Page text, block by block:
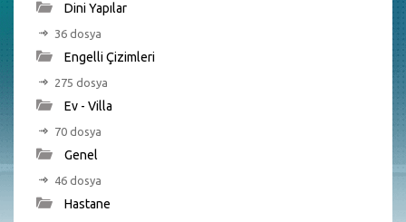
Dini Yapılar
36 dosya
Engelli Çizimleri
275 dosya
Ev - Villa
70 dosya
Genel
46 dosya
Hastane